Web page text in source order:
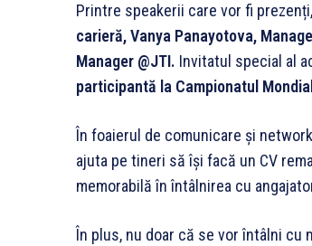
Printre speakerii care vor fi
carieră, Vanya Panayotova,
Manager @JTI. Invitatul special al
participantă la Campionatul
În foaierul de comunicare și
ajuta pe tineri să își facă un CV
memorabilă în întâlnirea cu
În plus, nu doar că se vor întâlni cu